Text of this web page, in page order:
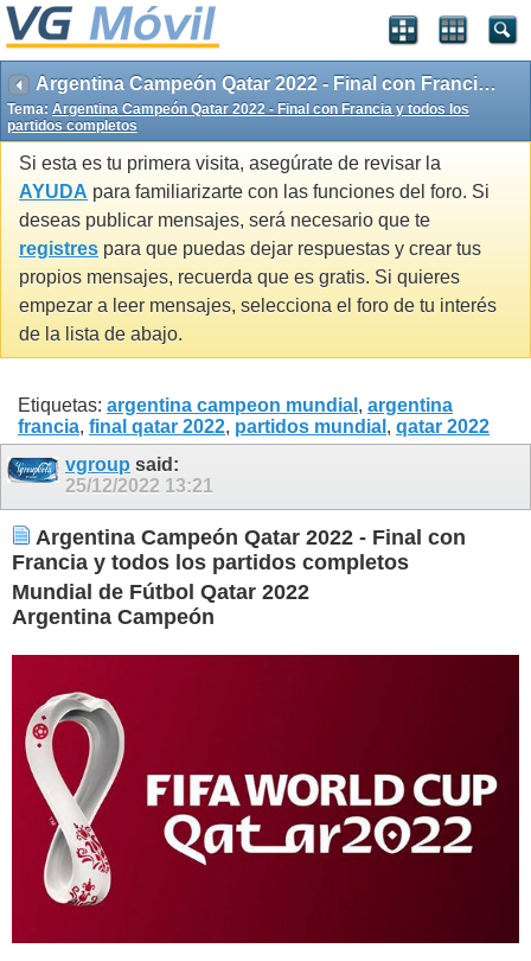
Argentina Campeón Qatar 2022 - Final con Francia y todos los partidos completos
Tema: Argentina Campeón Qatar 2022 - Final con Francia y todos los
partidos completos
Si esta es tu primera visita, asegúrate de revisar la
AYUDA para familiarizarte con las funciones del foro. Si
deseas publicar mensajes, será necesario que te
registres para que puedas dejar respuestas y crear tus
propios mensajes, recuerda que es gratis. Si quieres
empezar a leer mensajes, selecciona el foro de tu interés
de la lista de abajo.
Etiquetas: argentina campeon mundial , argentina
francia, final qatar 2022, partidos mundial , qatar 2022
vgroup said:
25/12/2022 13:21
Argentina Campeón Qatar 2022 - Final con
Francia y todos los partidos completos
Mundial de Fútbol Qatar 2022
Argentina Campeón